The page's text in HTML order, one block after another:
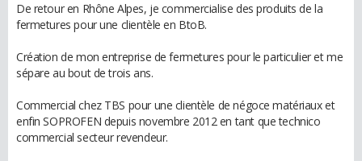
De retour en Rhône Alpes, je commercialise des produits de la
fermetures pour une clientèle en BtoB.
Création de mon entreprise de fermetures pour le particulier et me
sépare au bout de trois ans.
Commercial chez TBS pour une clientèle de négoce matériaux et
enfin SOPROFEN depuis novembre 2012 en tant que technico
commercial secteur revendeur.